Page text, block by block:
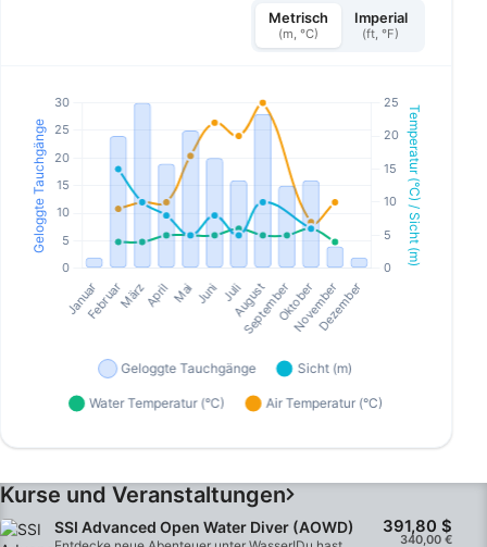
Metrisch
(m, °C)
Imperial
(ft, °F)
Kurse und Veranstaltungen
SSI Advanced Open Water Diver (AOWD) 391,80 $
340,00 €